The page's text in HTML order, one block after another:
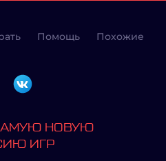
Помощь Похожие
НОВУЮ
ИГР